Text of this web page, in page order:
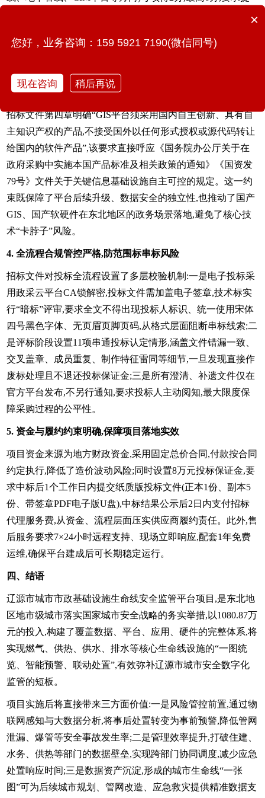
附加分设置鼓励本地化服务能力:
运维承诺在1年免费运维基
3. 信创要求刚性化,强化供应链安全可控
招标文件第四章明确“GIS平台须采用国内自主创新、具有自
主知识产权的产品,不接受国外以任何形式授权或源代码转让
给国内的软件产品”,该要求直接呼应《国务院办公厅关于在
政府采购中实施本国产品标准及相关政策的通知》《国资发
79号》文件关于关键信息基础设施自主可控的规定。这一约
束既保障了平台后续升级、数据安全的独立性,也推动了国产
GIS、国产软硬件在东北地区的政务场景落地,避免了核心技
术“卡脖子”风险。
4. 全流程合规管控严格,防范围标串标风险
招标文件对投标全流程设置了多层校验机制:一是电子投标采
用政采云平台CA锁解密,投标文件需加盖电子签章,技术标实
行“暗标”评审,要求全文不得出现投标人标识、统一使用宋体
四号黑色字体、无页眉页脚页码,从格式层面阻断串标线索;二
是评标阶段设置11项串通投标认定情形,涵盖文件错漏一致、
交叉盖章、成员重复、制作特征雷同等细节,一旦发现直接作
废标处理且不退还投标保证金;三是所有澄清、补遗文件仅在
官方平台发布,不另行通知,要求投标人主动阅知,最大限度保
障采购过程的公平性。
5. 资金与履约约束明确,保障项目落地实效
项目资金来源为地方财政资金,采用固定总价合同,付款按合同
约定执行,降低了造价波动风险;同时设置8万元投标保证金,要
求中标后1个工作日内提交纸质版投标文件(正本1份、副本5
份、带签章PDF电子版U盘),中标结果公示后2日内支付招标
代理服务费,从资金、流程层面压实供应商履约责任。此外,售
后服务要求7×24小时远程支持、现场立即响应,配套1年免费
运维,确保平台建成后可长期稳定运行。
四、结语
辽源市城市市政基础设施生命线安全监管平台项目,是东北地
区地市级城市落实国家城市安全战略的务实举措,以1080.87万
元的投入,构建了覆盖数据、平台、应用、硬件的完整体系,将
实现燃气、供热、供水、排水等核心生命线设施的“一图统
览、智能预警、联动处置”,有效弥补辽源市城市安全数字化
监管的短板。
项目实施后将直接带来三方面价值:一是风险管控前置,通过物
联网感知与大数据分析,将事后处置转变为事前预警,降低管网
泄漏、爆管等安全事故发生率;二是管理效率提升,打破住建、
水务、供热等部门的数据壁垒,实现跨部门协同调度,减少应急
处置响应时间;三是数据资产沉淀,形成的城市生命线“一张
图”可为后续城市规划、管网改造、应急救灾提供精准数据支
×
您好，业务咨询：159 5921 7190(微信同号)
现在咨询 稍后再说